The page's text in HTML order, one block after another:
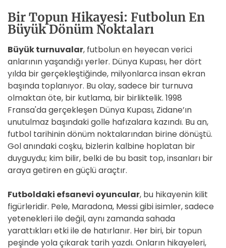
Bir Topun Hikayesi: Futbolun En
Büyük Dönüm Noktaları
Büyük turnuvalar, futbolun en heyecan verici
anlarının yaşandığı yerler. Dünya Kupası, her dört
yılda bir gerçekleştiğinde, milyonlarca insan ekran
başında toplanıyor. Bu olay, sadece bir turnuva
olmaktan öte, bir kutlama, bir birliktelik. 1998
Fransa'da gerçekleşen Dünya Kupası, Zidane’ın
unutulmaz başındaki golle hafızalara kazındı. Bu an,
futbol tarihinin dönüm noktalarından birine dönüştü.
Gol anındaki coşku, bizlerin kalbine hoplatan bir
duyguydu; kim bilir, belki de bu basit top, insanları bir
araya getiren en güçlü araçtır.
Futboldaki efsanevi oyuncular, bu hikayenin kilit
figürleridir. Pele, Maradona, Messi gibi isimler, sadece
yetenekleri ile değil, aynı zamanda sahada
yarattıkları etki ile de hatırlanır. Her biri, bir topun
peşinde yola çıkarak tarih yazdı. Onların hikayeleri,